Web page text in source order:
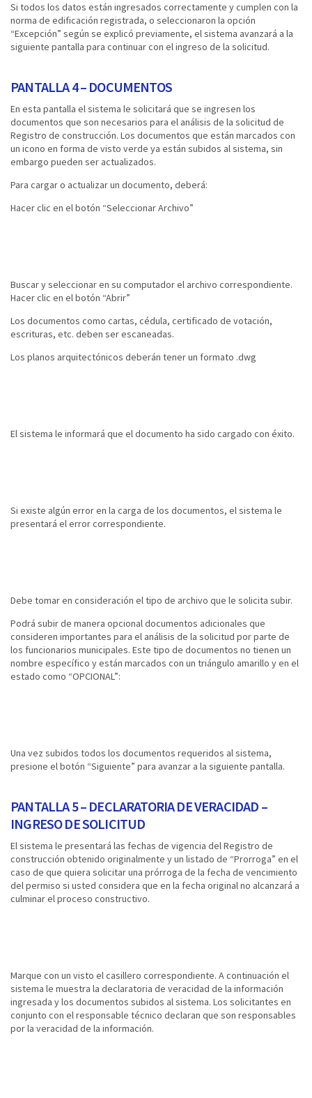
Si todos los datos están ingresados correctamente y cumplen con la
norma de edificación registrada, o seleccionaron la opción
“Excepción” según se explicó previamente, el sistema avanzará a la
siguiente pantalla para continuar con el ingreso de la solicitud.
PANTALLA 4 – DOCUMENTOS
En esta pantalla el sistema le solicitará que se ingresen los
documentos que son necesarios para el análisis de la solicitud de
Registro de construcción. Los documentos que están marcados con
un icono en forma de visto verde ya están subidos al sistema, sin
embargo pueden ser actualizados.
Para cargar o actualizar un documento, deberá:
Hacer clic en el botón “Seleccionar Archivo”
Buscar y seleccionar en su computador el archivo correspondiente.
Hacer clic en el botón “Abrir”
Los documentos como cartas, cédula, certificado de votación,
escrituras, etc. deben ser escaneadas.
Los planos arquitectónicos deberán tener un formato .dwg
El sistema le informará que el documento ha sido cargado con éxito.
Si existe algún error en la carga de los documentos, el sistema le
presentará el error correspondiente.
Debe tomar en consideración el tipo de archivo que le solicita subir.
Podrá subir de manera opcional documentos adicionales que
consideren importantes para el análisis de la solicitud por parte de
los funcionarios municipales. Este tipo de documentos no tienen un
nombre específico y están marcados con un triángulo amarillo y en el
estado como “OPCIONAL”:
Una vez subidos todos los documentos requeridos al sistema,
presione el botón “Siguiente” para avanzar a la siguiente pantalla.
PANTALLA 5 – DECLARATORIA DE VERACIDAD –
INGRESO DE SOLICITUD
El sistema le presentará las fechas de vigencia del Registro de
construcción obtenido originalmente y un listado de “Prorroga” en el
caso de que quiera solicitar una prórroga de la fecha de vencimiento
del permiso si usted considera que en la fecha original no alcanzará a
culminar el proceso constructivo.
Marque con un visto el casillero correspondiente. A continuación el
sistema le muestra la declaratoria de veracidad de la información
ingresada y los documentos subidos al sistema. Los solicitantes en
conjunto con el responsable técnico declaran que son responsables
por la veracidad de la información.